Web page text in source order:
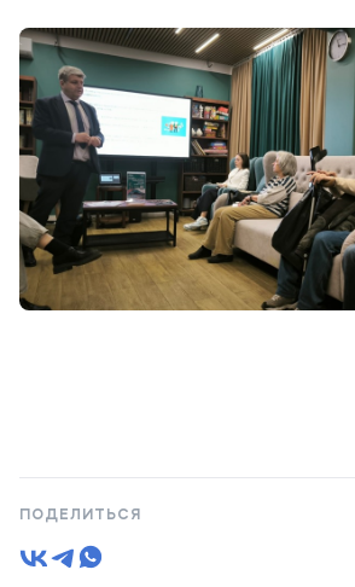
ПОДЕЛИТЬСЯ